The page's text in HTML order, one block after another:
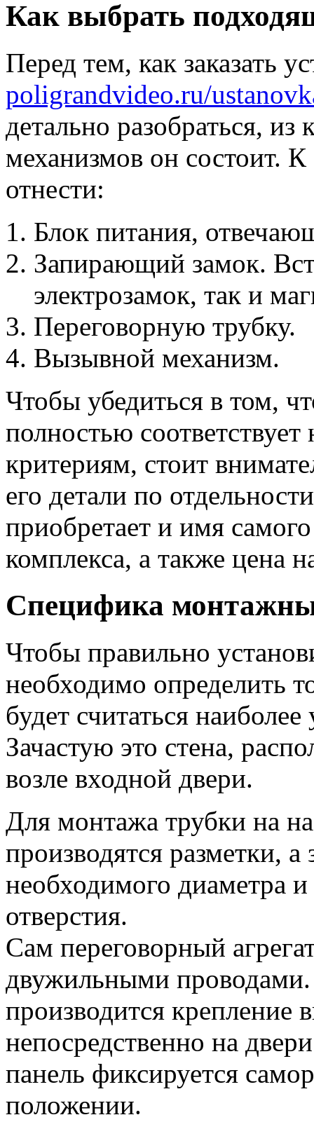
Как выбрать
Перед тем, как заказать
poligrandvideo.ru/
детально разобраться,
механизмов он состоит.
отнести:
Блок питания,
Запирающий замок.
электрозамок, так и
Переговорную трубку.
Вызывной механизм.
Чтобы убедиться в том,
полностью
критериям, стоит
его детали по
приобретает и имя
комплекса, а также цена
Специфика
Чтобы правильно
необходимо определить
будет считаться
Зачастую это стена,
возле входной двери.
Для монтажа трубки на
производятся разметки,
необходимого диаметра
отверстия.
Сам переговорный
двужильными
производится крепление
непосредственно на
панель фиксируется
положении.